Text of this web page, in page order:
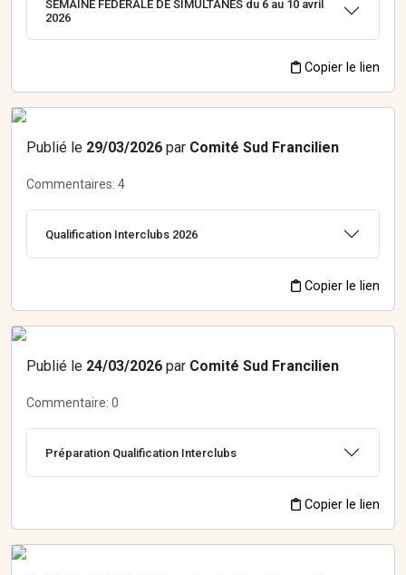
SEMAINE FÉDÉRALE DE SIMULTANÉS du 6 au 10 avril
2026
Copier le lien
Publié le 29/03/2026 par Comité Sud Francilien
Commentaires: 4
Qualification Interclubs 2026
Copier le lien
Publié le 24/03/2026 par Comité Sud Francilien
Commentaire: 0
Préparation Qualification Interclubs
Copier le lien